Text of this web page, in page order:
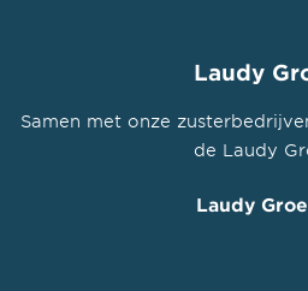
Laudy
Samen met onze
de Laudy
Laudy